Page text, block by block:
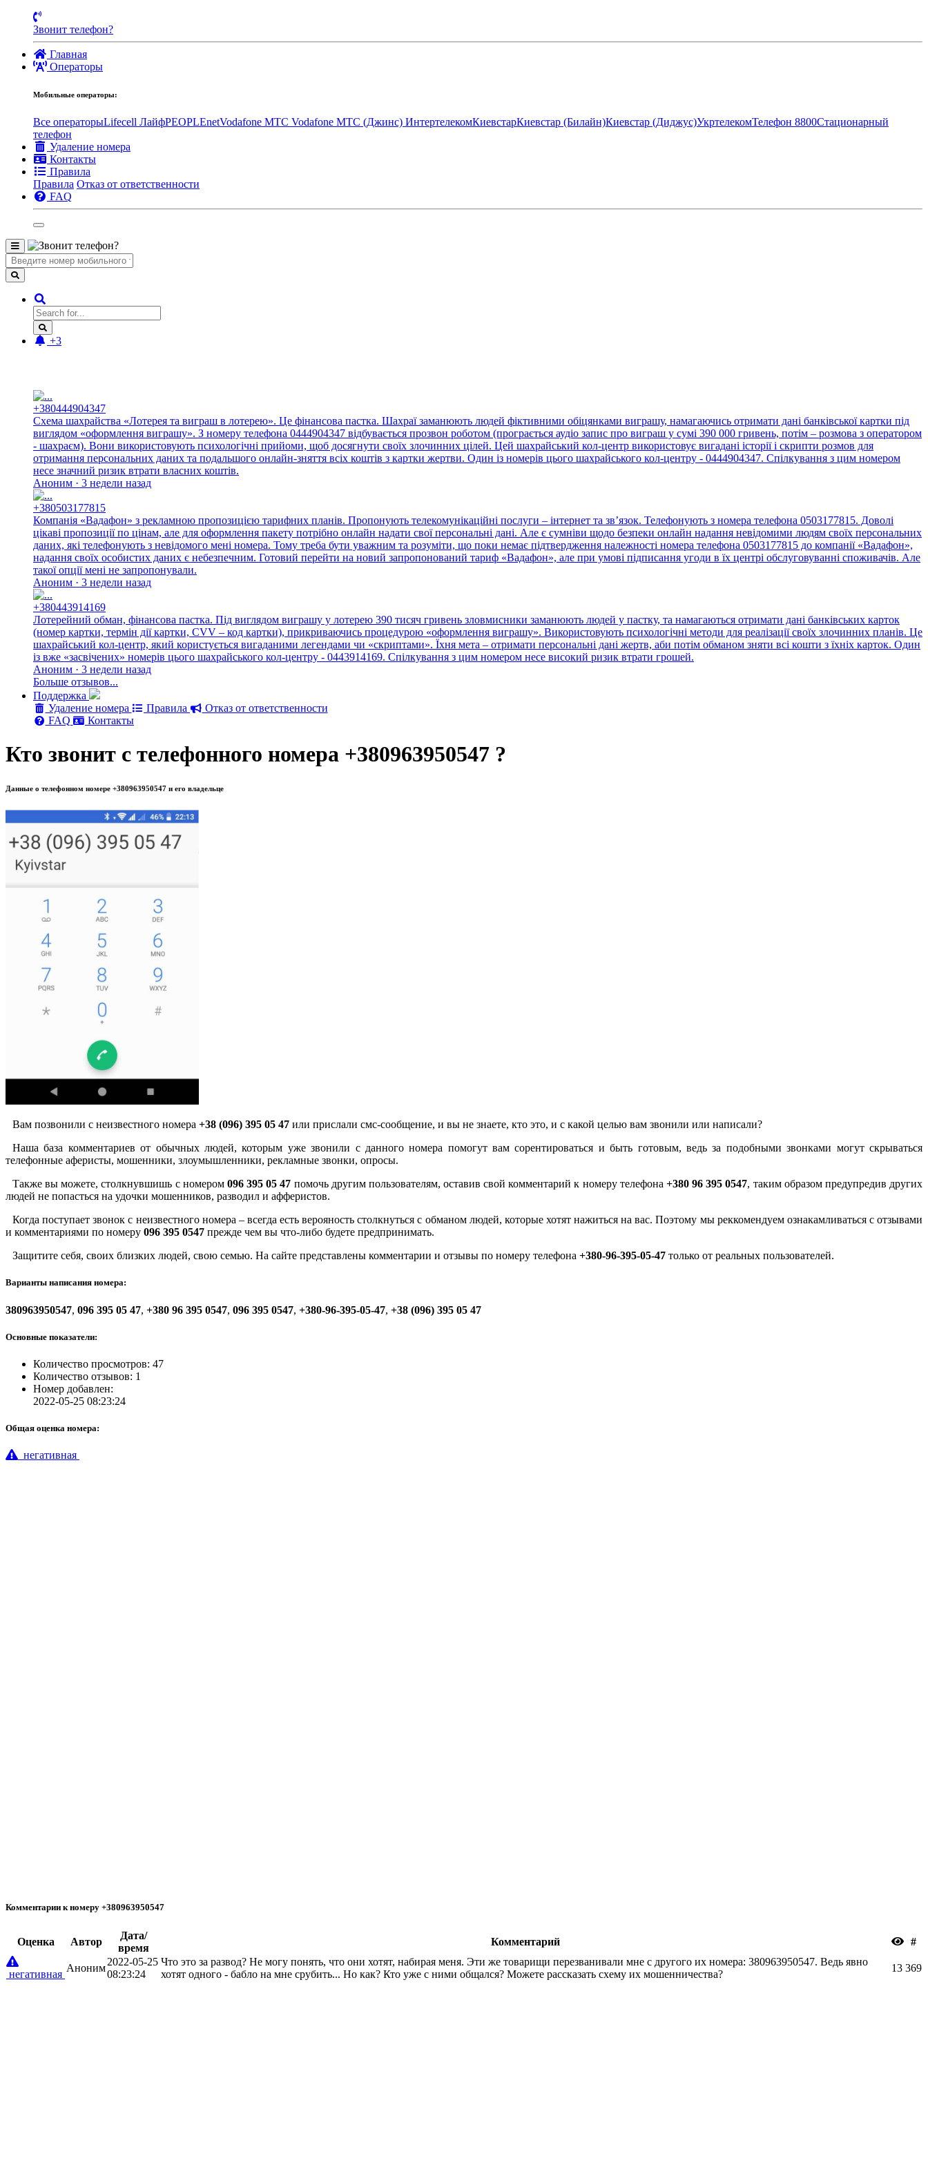
Звонит телефон?
Главная
Операторы
Мобильные операторы:
Все операторыLifecell ЛайфPEOPLEnetVodafone MTC Vodafone МТС (Джинс) ИнтертелекомКиевстарКиевстар (Билайн)Киевстар (Диджус)УкртелекомТелефон 8800Стационарный
телефон
Удаление номера
Контакты
Правила
Правила Отказ от ответственности
FAQ
+3
+380444904347
Схема шахрайства «Лотерея та виграш в лотерею». Це фінансова пастка. Шахраї заманюють людей фіктивними обіцянками виграшу, намагаючись отримати дані банківської картки під
виглядом «оформлення виграшу». З номеру телефона 0444904347 відбувається прозвон роботом (програється аудіо запис про виграш у сумі 390 000 гривень, потім – розмова з оператором
- шахраєм). Вони використовують психологічні прийоми, щоб досягнути своїх злочинних цілей. Цей шахрайський кол-центр використовує вигадані історії і скрипти розмов для
отримання персональних даних та подальшого онлайн-зняття всіх коштів з картки жертви. Один із номерів цього шахрайського кол-центру - 0444904347. Спілкування з цим номером
несе значний ризик втрати власних коштів.
Аноним · 3 недели назад
+380503177815
Компанія «Вадафон» з рекламною пропозицією тарифних планів. Пропонують телекомунікаційні послуги – інтернет та зв’язок. Телефонують з номера телефона 0503177815. Доволі
цікаві пропозиції по цінам, але для оформлення пакету потрібно онлайн надати свої персональні дані. Але є сумніви щодо безпеки онлайн надання невідомими людям своїх персональних
даних, які телефонують з невідомого мені номера. Тому треба бути уважним та розуміти, що поки немає підтвердження належності номера телефона 0503177815 до компанії «Вадафон»,
надання своїх особистих даних є небезпечним. Готовий перейти на новий запропонований тариф «Вадафон», але при умові підписання угоди в їх центрі обслуговуванні споживачів. Але
такої опції мені не запропонували.
Аноним · 3 недели назад
+380443914169
Лотерейний обман, фінансова пастка. Під виглядом виграшу у лотерею 390 тисяч гривень зловмисники заманюють людей у пастку, та намагаються отримати дані банківських карток
(номер картки, термін дії картки, CVV – код картки), прикриваючись процедурою «оформлення виграшу». Використовують психологічні методи для реалізації своїх злочинних планів. Це
шахрайський кол-центр, який користується вигаданими легендами чи «скриптами». Їхня мета – отримати персональні дані жертв, аби потім обманом зняти всі кошти з їхніх карток. Один
із вже «засвічених» номерів цього шахрайського кол-центру - 0443914169. Спілкування з цим номером несе високий ризик втрати грошей.
Аноним · 3 недели назад
Больше отзывов...
Поддержка
Удаление номера
Правила
Отказ от ответственности
FAQ
Контакты
Кто звонит с телефонного номера +380963950547 ?
Данные о телефонном номере +380963950547 и его владельце
Вам позвонили с неизвестного номера +38 (096) 395 05 47 или прислали смс-сообщение, и вы не знаете, кто это, и с какой целью вам звонили или написали?
Наша база комментариев от обычных людей, которым уже звонили с данного номера помогут вам сорентироваться и быть готовым, ведь за подобными звонками могут скрываться
телефонные аферисты, мошенники, злоумышленники, рекламные звонки, опросы.
Также вы можете, столкнувшишь с номером 096 395 05 47 помочь другим пользователям, оставив свой комментарий к номеру телефона +380 96 395 0547, таким образом предупредив других
людей не попасться на удочки мошенников, разводил и афферистов.
Когда поступает звонок с неизвестного номера – всегда есть верояность столкнуться с обманом людей, которые хотят нажиться на вас. Поэтому мы реккомендуем ознакамливаться с отзывами
и комментариями по номеру 096 395 0547 прежде чем вы что-либо будете предпринимать.
Защитите себя, своих близких людей, свою семью. На сайте представлены комментарии и отзывы по номеру телефона +380-96-395-05-47 только от реальных пользователей.
Варианты написания номера:
380963950547, 096 395 05 47, +380 96 395 0547, 096 395 0547, +380-96-395-05-47, +38 (096) 395 05 47
Основные показатели:
Количество просмотров: 47
Количество отзывов: 1
Номер добавлен:
2022-05-25 08:23:24
Общая оценка номера:
негативная
Комментарии к номеру +380963950547
Oценка Автор
Дата/
время
Комментарий #
негативная
Аноним
2022-05-25
08:23:24
Что это за развод? Не могу понять, что они хотят, набирая меня. Эти же товарищи перезванивали мне с другого их номера: 380963950547. Ведь явно
хотят одного - бабло на мне срубить... Но как? Кто уже с ними общался? Можете рассказать схему их мошенничества?
13 369